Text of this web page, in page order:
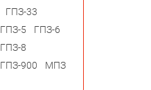
ГПЗ-33
ГПЗ-5
ГПЗ-6
ГПЗ-8
ГПЗ-900
МПЗ